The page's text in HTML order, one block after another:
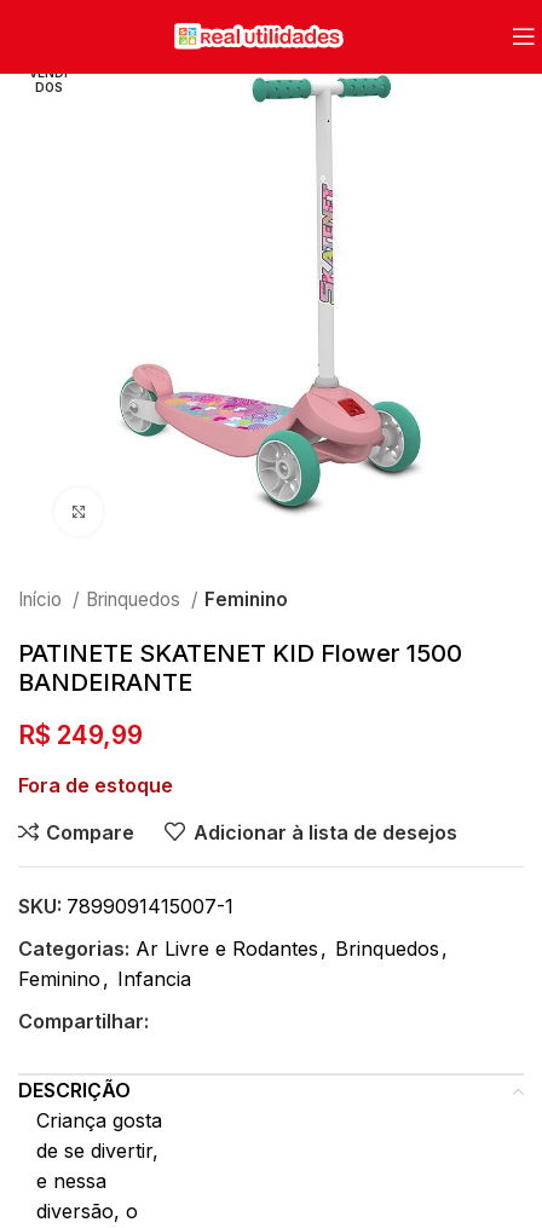
VENDI
DOS
Início Brinquedos Feminino
PATINETE SKATENET KID Flower 1500
BANDEIRANTE
R$ 249,99
Fora de estoque
Compare
Adicionar à lista de desejos
SKU: 7899091415007-1
Categorias: Ar Livre e Rodantes , Brinquedos ,
Feminino , Infancia
Compartilhar:
DESCRIÇÃO
Criança gosta
de se divertir,
e nessa
diversão, o